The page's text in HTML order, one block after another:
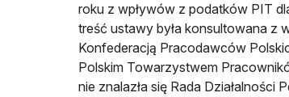
roku z wpływów z podatków PIT
treść ustawy była konsultowana z
Konfederacją Pracodawców
Polskim Towarzystwem
nie znalazła się Rada Działalności